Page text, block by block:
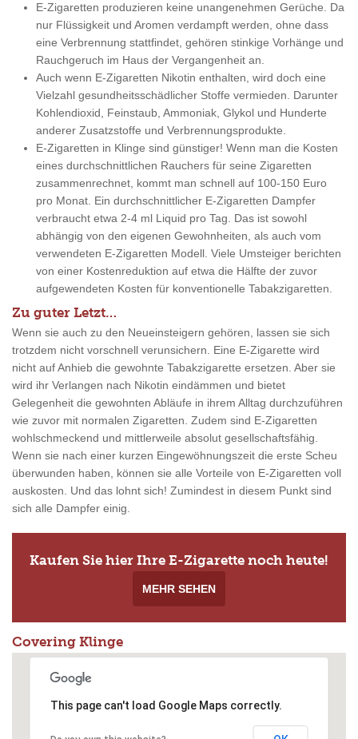
E-Zigaretten produzieren keine unangenehmen Gerüche. Da
nur Flüssigkeit und Aromen verdampft werden, ohne dass
eine Verbrennung stattfindet, gehören stinkige Vorhänge und
Rauchgeruch im Haus der Vergangenheit an.
Auch wenn E-Zigaretten Nikotin enthalten, wird doch eine
Vielzahl gesundheitsschädlicher Stoffe vermieden. Darunter
Kohlendioxid, Feinstaub, Ammoniak, Glykol und Hunderte
anderer Zusatzstoffe und Verbrennungsprodukte.
E-Zigaretten in Klinge sind günstiger! Wenn man die Kosten
eines durchschnittlichen Rauchers für seine Zigaretten
zusammenrechnet, kommt man schnell auf 100-150 Euro
pro Monat. Ein durchschnittlicher E-Zigaretten Dampfer
verbraucht etwa 2-4 ml Liquid pro Tag. Das ist sowohl
abhängig von den eigenen Gewohnheiten, als auch vom
verwendeten E-Zigaretten Modell. Viele Umsteiger berichten
von einer Kostenreduktion auf etwa die Hälfte der zuvor
aufgewendeten Kosten für konventionelle Tabakzigaretten.
Zu guter Letzt…
Wenn sie auch zu den Neueinsteigern gehören, lassen sie sich
trotzdem nicht vorschnell verunsichern. Eine E-Zigarette wird
nicht auf Anhieb die gewohnte Tabakzigarette ersetzen. Aber sie
wird ihr Verlangen nach Nikotin eindämmen und bietet
Gelegenheit die gewohnten Abläufe in ihrem Alltag durchzuführen
wie zuvor mit normalen Zigaretten. Zudem sind E-Zigaretten
wohlschmeckend und mittlerweile absolut gesellschaftsfähig.
Wenn sie nach einer kurzen Eingewöhnungszeit die erste Scheu
überwunden haben, können sie alle Vorteile von E-Zigaretten voll
auskosten. Und das lohnt sich! Zumindest in diesem Punkt sind
sich alle Dampfer einig.
Kaufen Sie hier Ihre E-Zigarette noch heute!
MEHR SEHEN
Covering Klinge
This page can't load Google Maps correctly.